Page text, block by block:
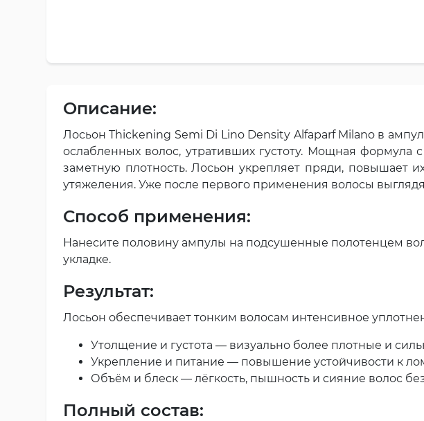
Описание:
Лосьон Thickening Semi Di Lino Density Alfaparf Milano в
ослабленных волос, утративших густоту. Мощная формула
заметную плотность. Лосьон укрепляет пряди, повышает
утяжеления. Уже после первого применения волосы
Способ применения:
Нанесите половину ампулы на подсушенные полотенцем
укладке.
Результат:
Лосьон обеспечивает тонким волосам интенсивное
Утолщение и густота — визуально более плотные и
Укрепление и питание — повышение устойчивости к
Объём и блеск — лёгкость, пышность и сияние волос
Полный состав: